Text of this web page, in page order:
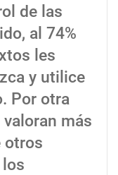
de las
al 74%
les
y utilice
Por otra
más
otros